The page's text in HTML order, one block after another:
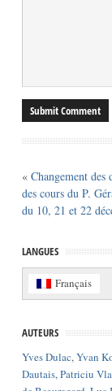
« Changement des
des cours du P.
du 10, 21 et 22
LANGUES
Français
AUTEURS
Yves Dulac,Yvan
Dautais,Patriciu